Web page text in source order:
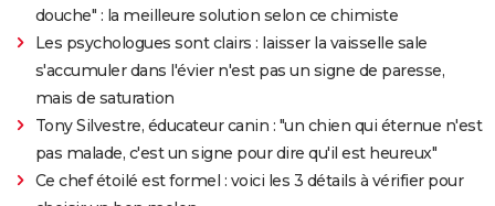
douche" : la meilleure solution selon ce chimiste
Les psychologues sont clairs : laisser la vaisselle sale
s'accumuler dans l'évier n'est pas un signe de paresse,
mais de saturation
Tony Silvestre, éducateur canin : "un chien qui éternue n'est
pas malade, c'est un signe pour dire qu'il est heureux"
Ce chef étoilé est formel : voici les 3 détails à vérifier pour